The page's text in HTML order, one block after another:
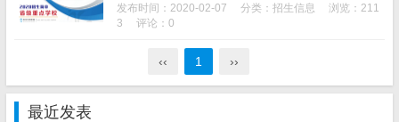
发布时间：2020-02-07 分类： 招生信息
浏览：211
3
评论：0
‹‹ 1 ››
最近发表